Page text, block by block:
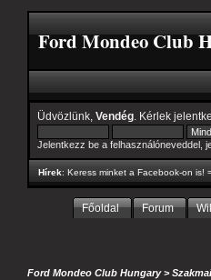
Ford Mondeo Club
Üdvözlünk, Vendég . Kérlek
Jelentkezz be a felhasználóneveddel,
Hírek: Keress minket a Facebook-on is!
Főoldal Forum
Ford Mondeo Club Hungary>